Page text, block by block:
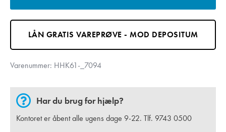
LÅN GRATIS VAREPRØVE - MOD DEPOSITUM
Varenummer: HHK61-_7094
Har du brug for hjælp?
Kontoret er åbent alle ugens dage 9-22. Tlf. 9743 0500